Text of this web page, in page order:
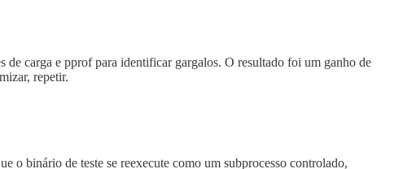
carga e pprof para identificar gargalos. O resultado foi um ganho de
repetir.
o binário de teste se reexecute como um subprocesso controlado,